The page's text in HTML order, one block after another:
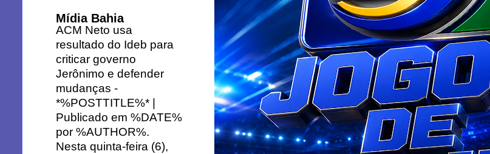
Mídia Bahia
ACM Neto usa
resultado do Ideb para
criticar governo
Jerônimo e defender
mudanças -
*%POSTTITLE%* |
Publicado em %DATE%
por %AUTHOR%.
Nesta quinta-feira (6),